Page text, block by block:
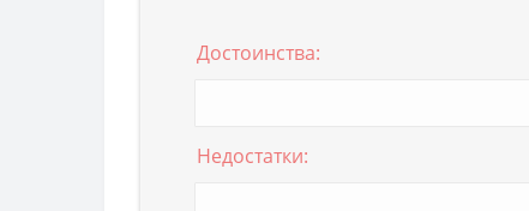
Достоинства:
Недостатки: